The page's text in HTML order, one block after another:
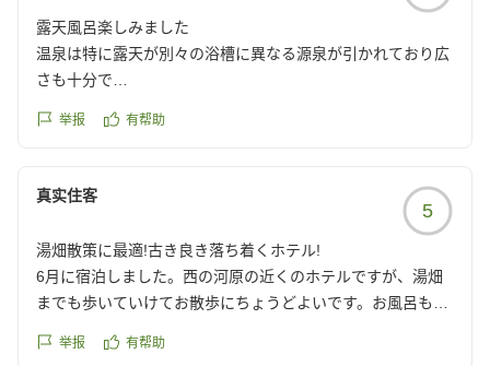
露天風呂楽しみました
温泉は特に露天が別々の浴槽に異なる源泉が引かれており広
さも十分で
PH2弱で超酸性ですがピリッとは感じなかった
えられないんですが
見栄えのする古い建物ですが中は完璧にリフォームされてて
新築みたいです。とても良い部屋でした
食事はほかの旅館もそうなのですが目玉食材がないのか
举报 有帮助
真实住客
5
湯畑散策に最適!古き良き落ち着くホテル!
6月に宿泊しました。西の河原の近くのホテルですが、湯畑
までも歩いていけてお散歩にちょうどよいです。お風呂も露
し、おしゃれな感じでよい気分でした。朝食つきでしたが出
举报 有帮助